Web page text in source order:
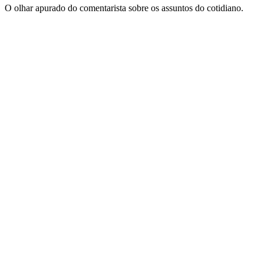
O olhar apurado do comentarista sobre os assuntos do cotidiano.